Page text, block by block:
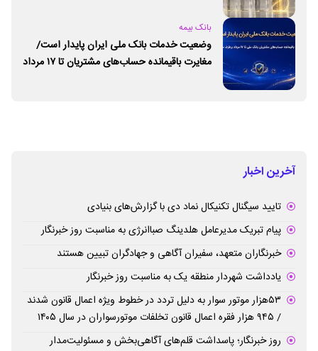
بانک بیمه
وضعیت خدمات بانک ملی ایران پایدار است/
مغایرت‌ باقیمانده حساب‌های مشتریان تا ۱۷ مرداد
آخرین اخبار
تایید سیگنال تکنیکال نماد دی با گزارش‌های بنیادی
پیام تبریک مدیرعامل هلدینگ صباانرژی به مناسبت روز خبرنگار
خبرنگاران متعهد، سفیران آگاهی و جهادگران تبیین هستند
یادداشت شهردار منطقه یک به مناسبت روز خبرنگار
۵۳هزار موتور سوار به دلیل تردد در خطوط ویژه اعمال قانون شدند
/ ۹۴۵ هزار فقره اعمال قانون تخلفات موتورسواران در سال ۱۴۰۵
روز خبرنگار؛ پاسداشت قلم‌های آگاهی‌بخش و مسئولیت‌مدار